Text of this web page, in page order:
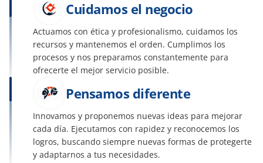
Cuidamos el negocio
Actuamos con ética y profesionalismo, cuidamos los
recursos y mantenemos el orden. Cumplimos los
procesos y nos preparamos constantemente para
ofrecerte el mejor servicio posible.
Pensamos diferente
Innovamos y proponemos nuevas ideas para mejorar
cada día. Ejecutamos con rapidez y reconocemos los
logros, buscando siempre nuevas formas de protegerte
y adaptarnos a tus necesidades.